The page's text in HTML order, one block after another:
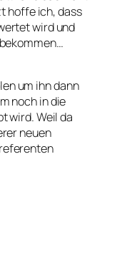
hoffe ich, dass
wird und
um ihn dann
noch in die
wird. Weil da
neuen